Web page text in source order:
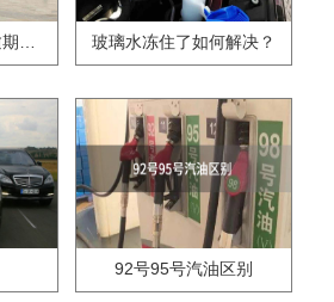
驾驶证到期没有换,逾期怎么办?? 玻璃水冻住了如何解决？
92号95号汽油区别